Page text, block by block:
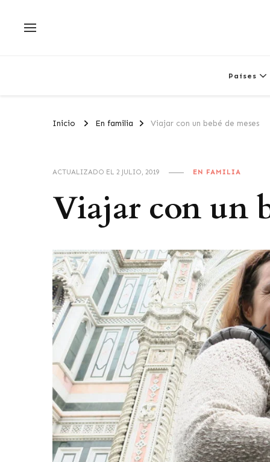
Países
Inicio En familia Viajar con un bebé de meses
ACTUALIZADO EL 2 JULIO, 2019 EN FAMILIA
Viajar con un